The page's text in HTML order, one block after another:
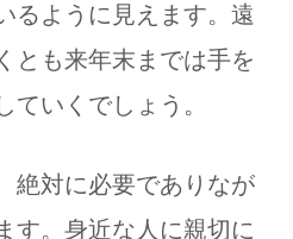
るように見えます。遠
とも来年末までは手を
ていくでしょう。
絶対に必要でありなが
す。身近な人に親切に